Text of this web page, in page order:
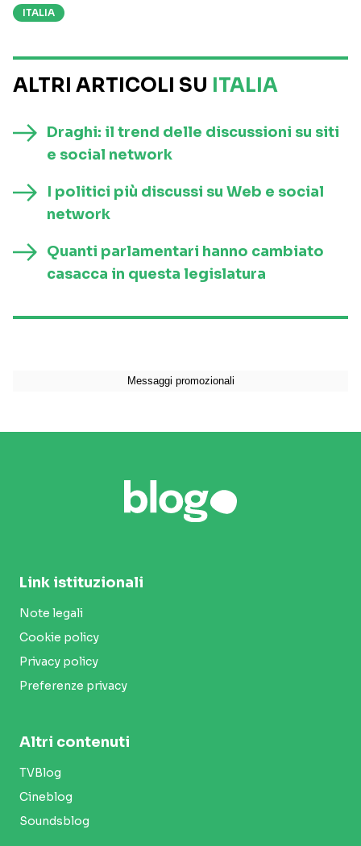
ITALIA
ALTRI ARTICOLI SU ITALIA
Draghi: il trend delle discussioni su siti
e social network
I politici più discussi su Web e social
network
Quanti parlamentari hanno cambiato
casacca in questa legislatura
Link istituzionali
Note legali
Cookie policy
Privacy policy
Preferenze privacy
Altri contenuti
TVBlog
Cineblog
Soundsblog